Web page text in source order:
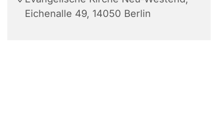
Eichenalle 49, 14050 Berlin